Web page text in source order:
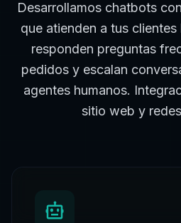
Desarrollamos chatbots
que atienden a tus
responden preguntas
pedidos y escalan
agentes humanos.
sitio web y